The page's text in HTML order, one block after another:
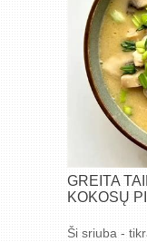
GREITA
KOKOSŲ
Ši sriuba -